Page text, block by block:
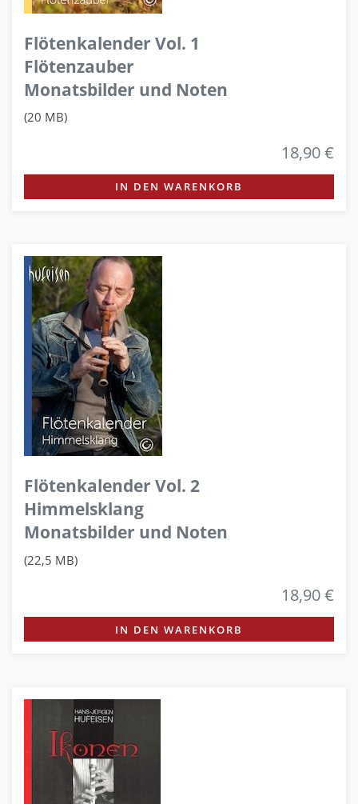
Flötenkalender Vol. 1
Flötenzauber
Monatsbilder und Noten
(20 MB)
18,90 €
IN DEN WARENKORB
Flötenkalender Vol. 2
Himmelsklang
Monatsbilder und Noten
(22,5 MB)
18,90 €
IN DEN WARENKORB